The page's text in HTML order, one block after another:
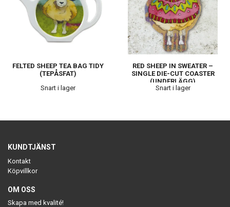
FELTED SHEEP TEA BAG TIDY
(TEPÅSFAT)
Snart i lager
RED SHEEP IN SWEATER –
SINGLE DIE-CUT COASTER
(UNDERLÄGG)
Snart i lager
KUNDTJÄNST
Kontakt
Köpvillkor
OM OSS
Skapa med kvalité!